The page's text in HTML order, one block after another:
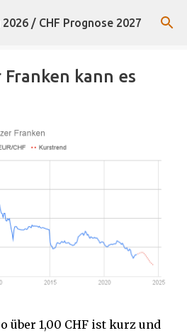
Hauptbereich
/ CHF Prognose 2027
kann es
über 1,00 CHF ist kurz und